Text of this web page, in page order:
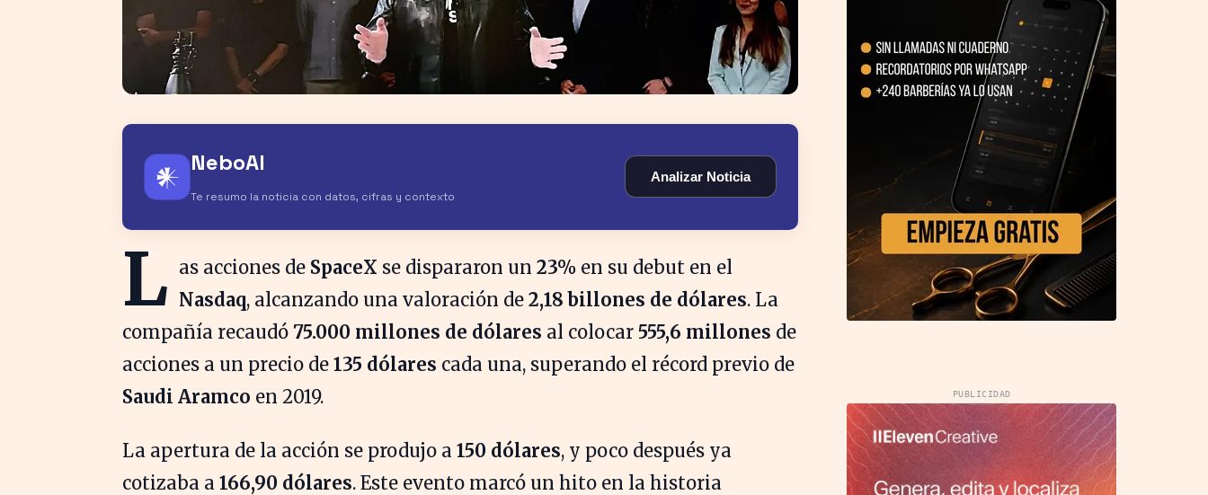
𒀭 NeboAI
Te resumo la noticia con datos, cifras y contexto
Analizar Noticia
L as acciones de SpaceX se dispararon un 23% en su debut en el
Nasdaq, alcanzando una valoración de 2,18 billones de dólares. La
compañía recaudó 75.000 millones de dólares al colocar 555,6 millones de
acciones a un precio de 135 dólares cada una, superando el récord previo de
Saudi Aramco en 2019.
La apertura de la acción se produjo a 150 dólares, y poco después ya
cotizaba a 166,90 dólares. Este evento marcó un hito en la historia
PUBLICIDAD